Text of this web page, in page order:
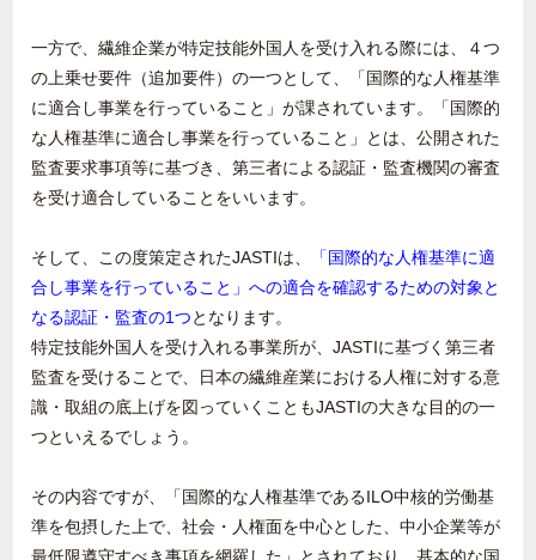
一方で、繊維企業が特定技能外国人を受け入れる際には、４つ
の上乗せ要件（追加要件）の一つとして、「国際的な人権基準
に適合し事業を行っていること」が課されています。「国際的
な人権基準に適合し事業を行っていること」とは、公開された
監査要求事項等に基づき、第三者による認証・監査機関の審査
を受け適合していることをいいます。
そして、この度策定されたJASTIは、
「国際的な人権基準に適
合し事業を行っていること」への適合を確認するための対象と
なる認証・監査の1つとなります。
特定技能外国人を受け入れる事業所が、JASTIに基づく第三者
監査を受けることで、日本の繊維産業における人権に対する意
識・取組の底上げを図っていくこともJASTIの大きな目的の一
つといえるでしょう。
その内容ですが、「国際的な人権基準であるILO中核的労働基
準を包摂した上で、社会・人権面を中心とした、中小企業等が